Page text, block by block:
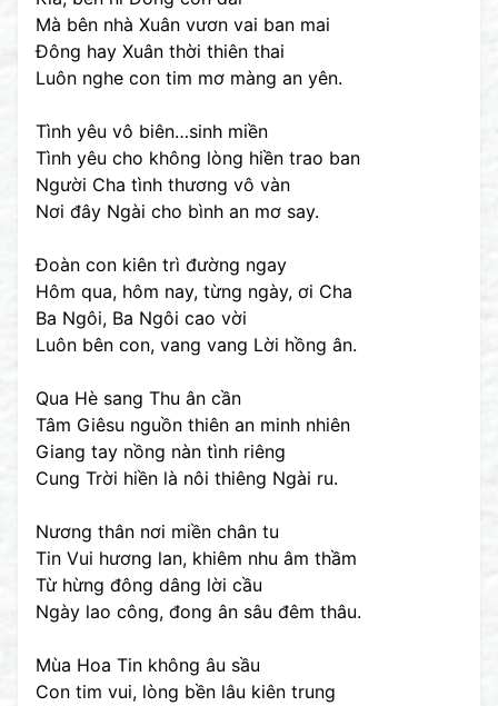
Mà bên nhà Xuân vươn vai ban mai
Đông hay Xuân thời thiên thai
Luôn nghe con tim mơ màng an yên.
Tình yêu vô biên…sinh miền
Tình yêu cho không lòng hiền trao ban
Người Cha tình thương vô vàn
Nơi đây Ngài cho bình an mơ say.
Đoàn con kiên trì đường ngay
Hôm qua, hôm nay, từng ngày, ơi Cha
Ba Ngôi, Ba Ngôi cao vời
Luôn bên con, vang vang Lời hồng ân.
Qua Hè sang Thu ân cần
Tâm Giêsu nguồn thiên an minh nhiên
Giang tay nồng nàn tình riêng
Cung Trời hiền là nôi thiêng Ngài ru.
Nương thân nơi miền chân tu
Tin Vui hương lan, khiêm nhu âm thầm
Từ hừng đông dâng lời cầu
Ngày lao công, đong ân sâu đêm thâu.
Mùa Hoa Tin không âu sầu
Con tim vui, lòng bền lâu kiên trung